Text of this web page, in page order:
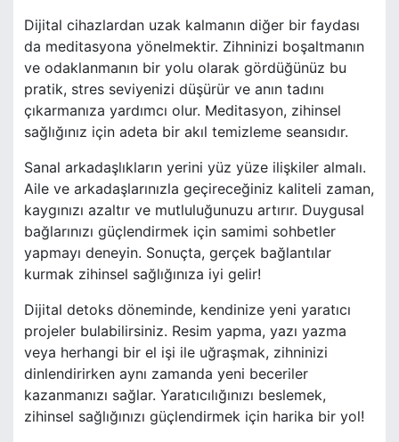
Dijital cihazlardan uzak kalmanın diğer bir faydası
da meditasyona yönelmektir. Zihninizi boşaltmanın
ve odaklanmanın bir yolu olarak gördüğünüz bu
pratik, stres seviyenizi düşürür ve anın tadını
çıkarmanıza yardımcı olur. Meditasyon, zihinsel
sağlığınız için adeta bir akıl temizleme seansıdır.
Sanal arkadaşlıkların yerini yüz yüze ilişkiler almalı.
Aile ve arkadaşlarınızla geçireceğiniz kaliteli zaman,
kaygınızı azaltır ve mutluluğunuzu artırır. Duygusal
bağlarınızı güçlendirmek için samimi sohbetler
yapmayı deneyin. Sonuçta, gerçek bağlantılar
kurmak zihinsel sağlığınıza iyi gelir!
Dijital detoks döneminde, kendinize yeni yaratıcı
projeler bulabilirsiniz. Resim yapma, yazı yazma
veya herhangi bir el işi ile uğraşmak, zihninizi
dinlendirirken aynı zamanda yeni beceriler
kazanmanızı sağlar. Yaratıcılığınızı beslemek,
zihinsel sağlığınızı güçlendirmek için harika bir yol!